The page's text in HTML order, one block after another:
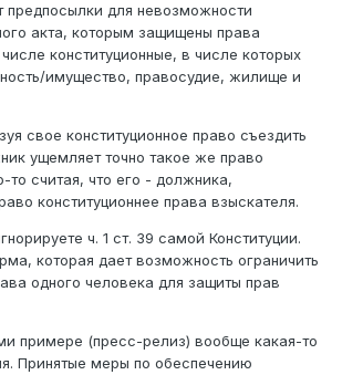
предпосылки для невозможности
акта, которым защищены права
конституционные, в числе которых
имущество, правосудие, жилище и
свое конституционное право съездить
ущемляет точно такое же право
то считая, что его - должника,
конституционнее права взыскателя.
ч. 1 ст. 39 самой Конституции.
которая дает возможность ограничить
одного человека для защиты прав
примере (пресс-релиз) вообще какая-то
Принятые меры по обеспечению